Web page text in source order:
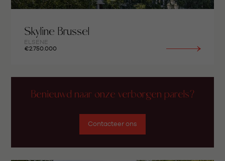
Skyline Brussel
ELSENE
€2.750.000
Benieuwd naar onze verborgen parels?
Contacteer ons